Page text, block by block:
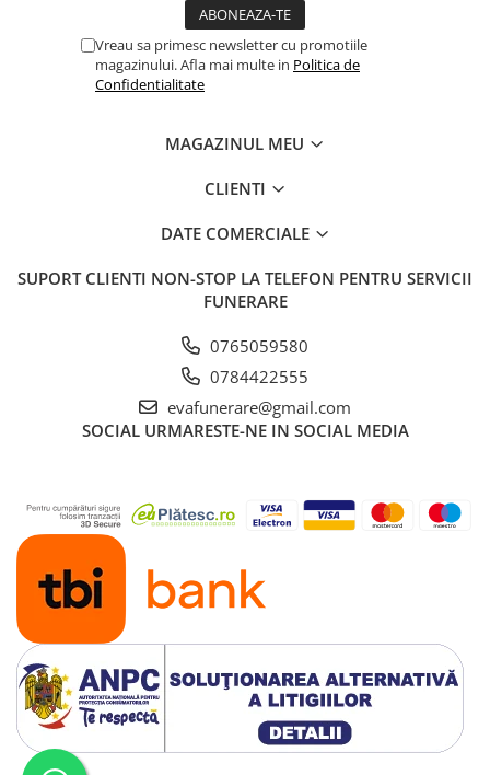
Vreau sa primesc newsletter cu promotiile
magazinului. Afla mai multe in Politica de
Confidentialitate
MAGAZINUL MEU
CLIENTI
DATE COMERCIALE
SUPORT CLIENTI NON-STOP LA TELEFON PENTRU SERVICII
FUNERARE
0765059580
0784422555
evafunerare@gmail.com
SOCIAL URMARESTE-NE IN SOCIAL MEDIA